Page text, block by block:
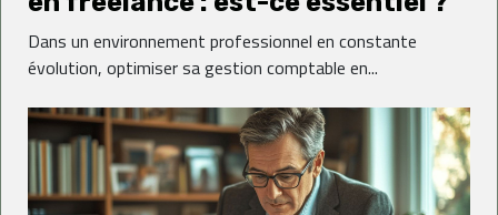
Dans un environnement professionnel en constante
évolution, optimiser sa gestion comptable en...